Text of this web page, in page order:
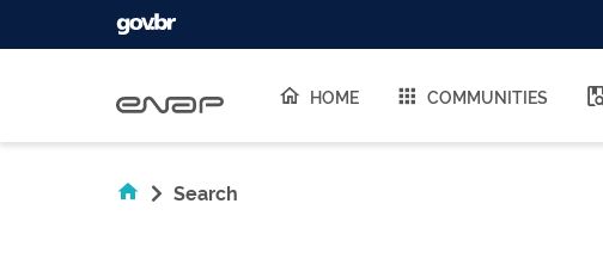
HOME COMMUNITIES
Search